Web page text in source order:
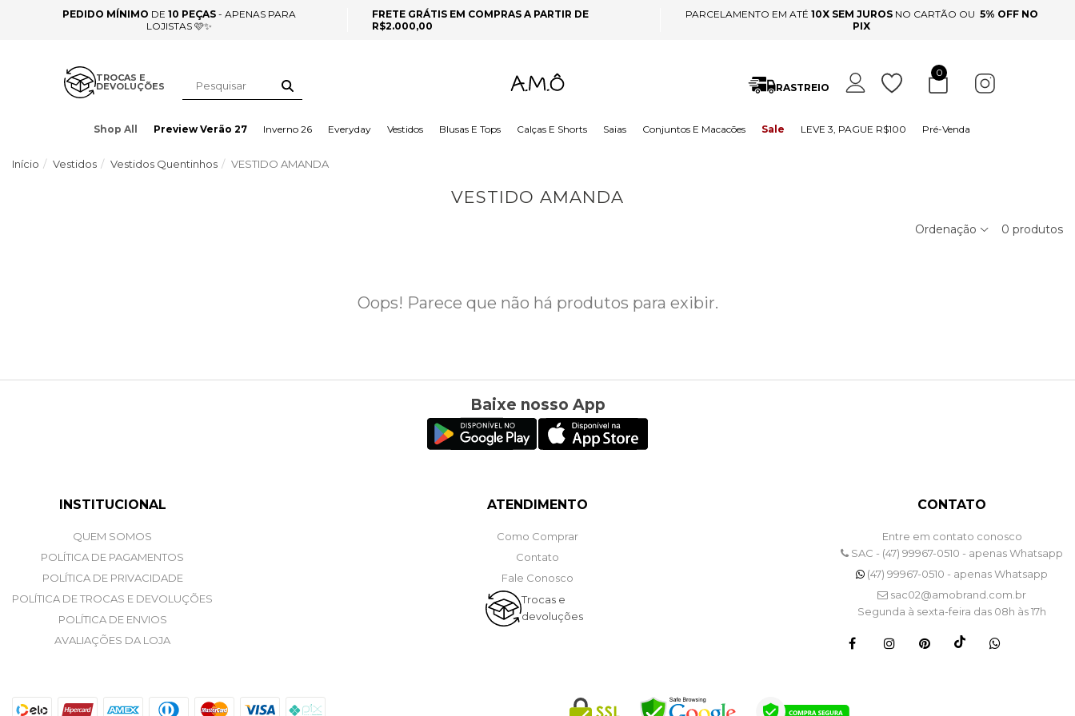
PEDIDO MÍNIMO DE 10 PEÇAS - APENAS PARA
LOJISTAS 🩷✨
FRETE GRÁTIS EM COMPRAS A PARTIR DE
R$2.000,00
PARCELAMENTO EM ATÉ 10X SEM JUROSNO CARTÃO OU 5% OFF NO
PIX
TROCAS E
DEVOLUÇÕES RASTREIO
0
Shop All Preview Verão 27 Inverno 26 Everyday Vestidos Blusas E Tops Calças E Shorts Saias Conjuntos E Macacões Sale LEVE 3, PAGUE R$100 Pré-Venda
Início Vestidos Vestidos Quentinhos VESTIDO AMANDA
VESTIDO AMANDA
Ordenação 0 produtos
Oops! Parece que não há produtos para exibir.
Baixe nosso App
INSTITUCIONAL
QUEM SOMOS
POLÍTICA DE PAGAMENTOS
POLÍTICA DE PRIVACIDADE
POLÍTICA DE TROCAS E DEVOLUÇÕES
POLÍTICA DE ENVIOS
AVALIAÇÕES DA LOJA
ATENDIMENTO
Como Comprar
Contato
Fale Conosco
Trocas e
devoluções
CONTATO
Entre em contato conosco
SAC - (47) 99967-0510 - apenas Whatsapp
(47) 99967-0510 - apenas Whatsapp
sac02@amobrand.com.br
Segunda à sexta-feira das 08h às 17h